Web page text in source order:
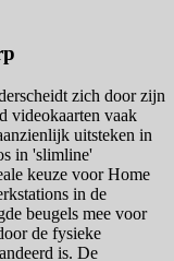
zich door zijn
videokaarten vaak
uitsteken in
in 'slimline'
keuze voor Home
in de
beugels mee voor
de fysieke
is. De